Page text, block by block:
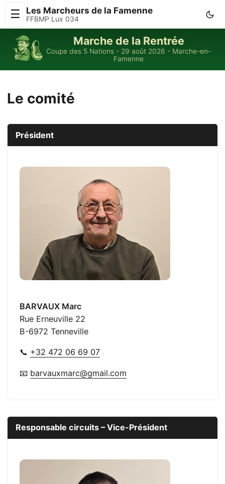
Marche de la Rentrée
Coupe des 5 Nations - 29 août 2026 - Marche-en-
Famenne
☰ Les Marcheurs de la Famenne
FFBMP Lux 034
Le comité
Président
BARVAUX Marc
Rue Erneuville 22
B-6972 Tenneville
📞 +32 472 06 69 07
📧 barvauxmarc@gmail.com
Responsable circuits – Vice-Président